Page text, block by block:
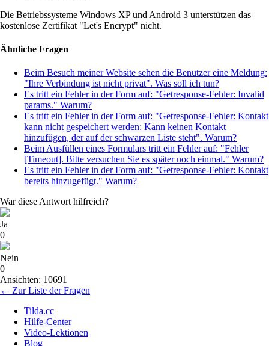
Die Betriebssysteme Windows XP und Android 3 unterstützen das
kostenlose Zertifikat "Let's Encrypt" nicht.
Ähnliche Fragen
Beim Besuch meiner Website sehen die Benutzer eine Meldung:
"Ihre Verbindung ist nicht privat". Was soll ich tun?
Es tritt ein Fehler in der Form auf: "Getresponse-Fehler: Invalid
params." Warum?
Es tritt ein Fehler in der Form auf: "Getresponse-Fehler: Kontakt
kann nicht gespeichert werden: Kann keinen Kontakt
hinzufügen, der auf der schwarzen Liste steht". Warum?
Beim Ausfüllen eines Formulars tritt ein Fehler auf: "Fehler
[Timeout]. Bitte versuchen Sie es später noch einmal." Warum?
Es tritt ein Fehler in der Form auf: "Getresponse-Fehler: Kontakt
bereits hinzugefügt." Warum?
War diese Antwort hilfreich?
Ja
0
Nein
0
Ansichten: 10691
← Zur Liste der Fragen
Tilda.cc
Hilfe-Center
Video-Lektionen
Blog